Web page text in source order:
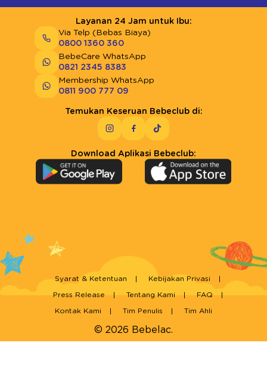
Layanan 24 Jam untuk Ibu:
Via Telp (Bebas Biaya)
0800 1360 360
BebeCare WhatsApp
0821 2345 8383
Membership WhatsApp
0811 900 777 09
Temukan Keseruan Bebeclub di:
Download Aplikasi Bebeclub:
© 2026 Bebelac.
Syarat & Ketentuan Kebijakan Privasi
Press Release Tentang Kami FAQ
Kontak Kami Tim Penulis Tim Ahli